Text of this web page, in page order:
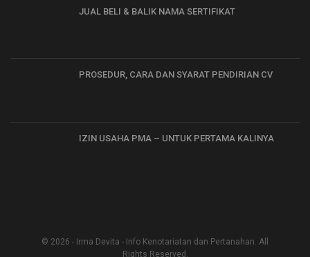
JUAL BELI & BALIK NAMA SERTIFIKAT
PROSEDUR, CARA DAN SYARAT PENDIRIAN CV
IZIN USAHA PMA – UNTUK PERTAMA KALINYA
© 2026 - Irma Devita - Info Kenotariatan dan Pertanahan. All
Rights Reserved.